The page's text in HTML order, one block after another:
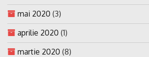
mai 2020 (3)
aprilie 2020 (1)
martie 2020 (8)